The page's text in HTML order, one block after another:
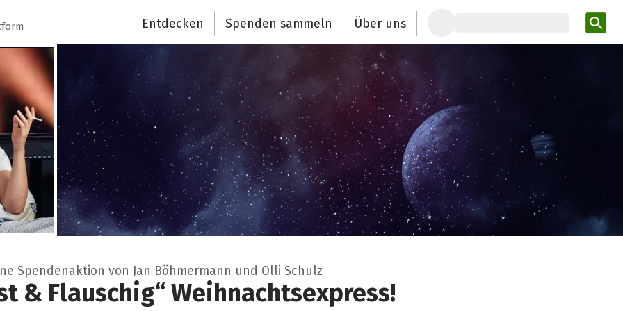
Entdecken Spenden sammeln Über uns
Spendenaktion von Jan Böhmermann und Olli Schulz
& Flauschig“ Weihnachtsexpress!